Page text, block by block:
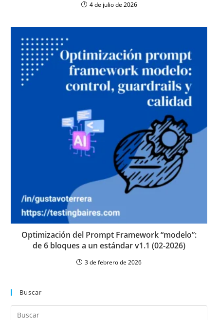
4 de julio de 2026
Optimización del Prompt Framework “modelo”:
de 6 bloques a un estándar v1.1 (02-2026)
3 de febrero de 2026
Buscar